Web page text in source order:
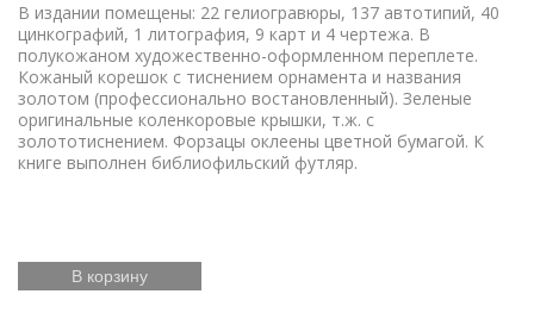
В издании помещены: 22 гелиогравюры, 137 автотипий, 40
цинкографий, 1 литография, 9 карт и 4 чертежа. В
полукожаном художественно-оформленном переплете.
Кожаный корешок с тиснением орнамента и названия
золотом (профессионально востановленный). Зеленые
оригинальные коленкоровые крышки, т.ж. с
золототиснением. Форзацы оклеены цветной бумагой. К
книге выполнен библиофильский футляр.
В корзину